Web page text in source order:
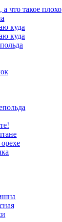
что такое плохо
куда
куда